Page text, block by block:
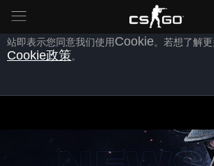
为向您提供良好的网站使用体验，完美世界网
，以作为安全、技术、分析、推广
站即表示您同意我们使用Cookie。若想了解
Cookie政策。